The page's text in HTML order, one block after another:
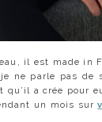
il est made in
ne parle pas de
qu’il a crée pour
un mois sur